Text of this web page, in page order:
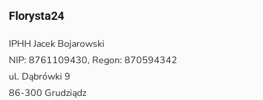
Florysta24
IPHH Jacek Bojarowski
NIP: 8761109430, Regon: 870594342
ul. Dąbrówki 9
86-300 Grudziądz